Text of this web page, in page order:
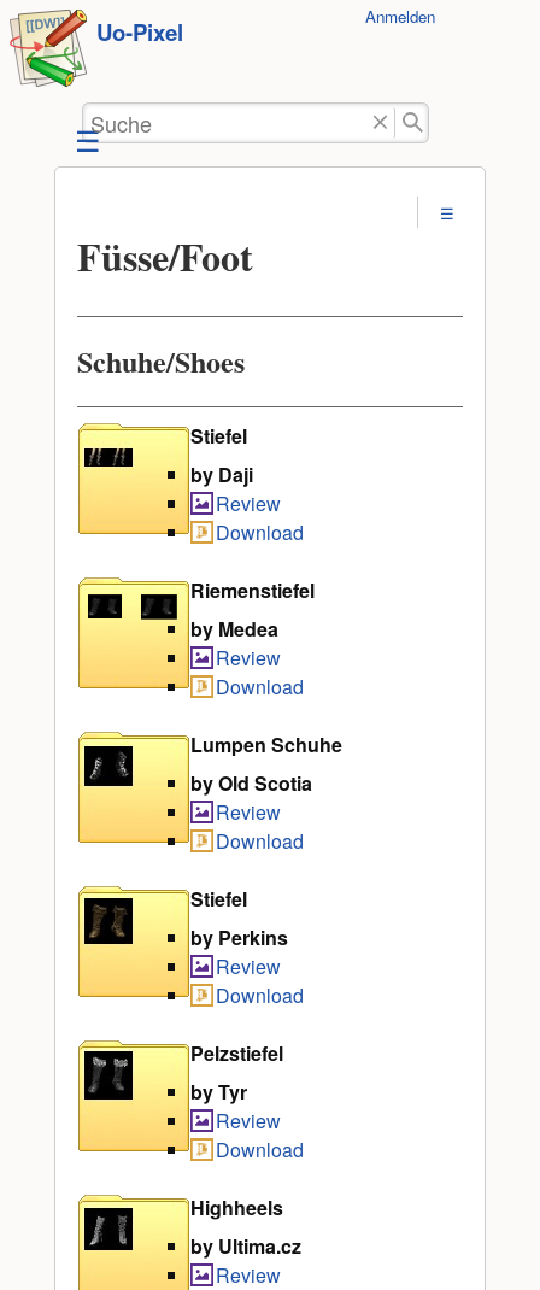
zum
Inhalt
springen
Uo-Pixel Anmelden
Suche
Füsse/Foot
Schuhe/Shoes
Stiefel
by Daji
Review
Download
Riemenstiefel
by Medea
Review
Download
Lumpen Schuhe
by Old Scotia
Review
Download
Stiefel
by Perkins
Review
Download
Pelzstiefel
by Tyr
Review
Download
Highheels
by Ultima.cz
Review